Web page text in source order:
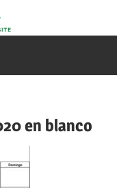
en blanco